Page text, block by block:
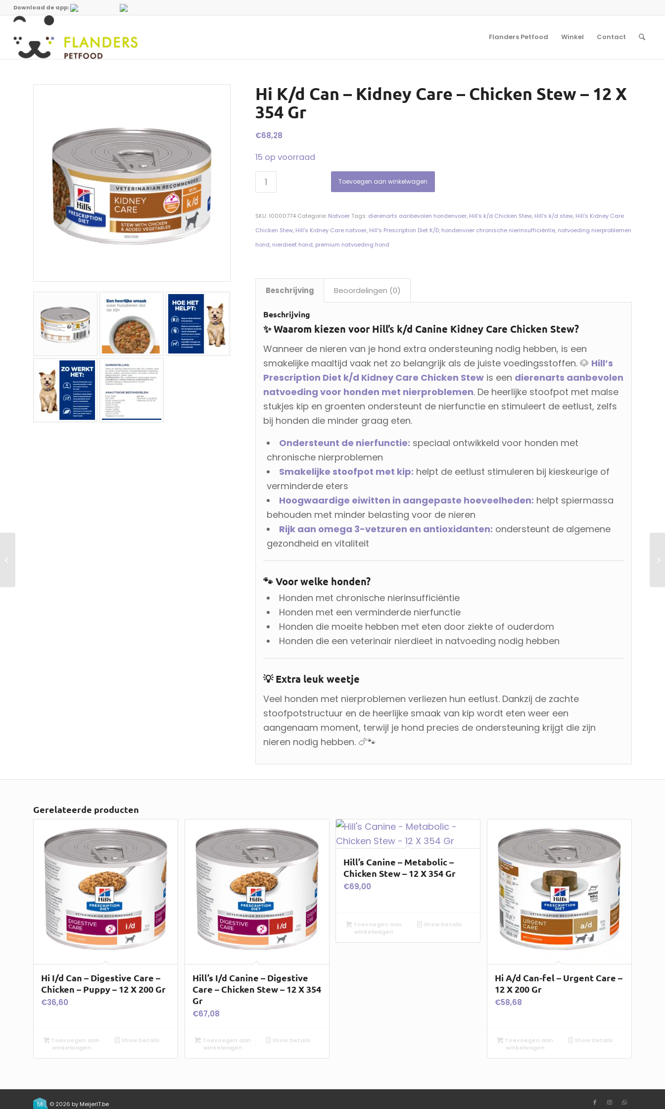
Download de app:
Flanders Petfood Winkel Contact
Hi K/d Can – Kidney Care – Chicken Stew – 12 X
354 Gr
€68,28
15 op voorraad
Toevoegen aan winkelwagen
SKU: 10000774 Categorie: Natvoer Tags: dierenarts aanbevolen hondenvoer, Hill's k/d Chicken Stew, Hill's k/d stew, Hill's Kidney Care
Chicken Stew, Hill's Kidney Care natvoer, Hill's Prescription Diet K/D, hondenvoer chronische nierinsufficiëntie, natvoeding nierproblemen
hond, nierdieet hond, premium natvoeding hond
Beschrijving Beoordelingen (0)
Beschrijving
✨ Waarom kiezen voor Hill’s k/d Canine Kidney Care Chicken Stew?
Wanneer de nieren van je hond extra ondersteuning nodig hebben, is een
smakelijke maaltijd vaak net zo belangrijk als de juiste voedingsstoffen. 🐶 Hill’s
Prescription Diet k/d Kidney Care Chicken Stew is een dierenarts aanbevolen
natvoeding voor honden met nierproblemen. De heerlijke stoofpot met malse
stukjes kip en groenten ondersteunt de nierfunctie en stimuleert de eetlust, zelfs
bij honden die minder graag eten.
Ondersteunt de nierfunctie: speciaal ontwikkeld voor honden met
chronische nierproblemen
Smakelijke stoofpot met kip: helpt de eetlust stimuleren bij kieskeurige of
verminderde eters
Hoogwaardige eiwitten in aangepaste hoeveelheden: helpt spiermassa
behouden met minder belasting voor de nieren
Rijk aan omega 3-vetzuren en antioxidanten: ondersteunt de algemene
gezondheid en vitaliteit
🐾 Voor welke honden?
Honden met chronische nierinsufficiëntie
Honden met een verminderde nierfunctie
Honden die moeite hebben met eten door ziekte of ouderdom
Honden die een veterinair nierdieet in natvoeding nodig hebben
💡 Extra leuk weetje
Veel honden met nierproblemen verliezen hun eetlust. Dankzij de zachte
stoofpotstructuur en de heerlijke smaak van kip wordt eten weer een
aangenaam moment, terwijl je hond precies de ondersteuning krijgt die zijn
nieren nodig hebben. 🍗🐾
Gerelateerde producten
Hi I/d Can – Digestive Care –
Chicken – Puppy – 12 X 200 Gr
€36,60
Toevoegen aan
winkelwagen
Show Details
Hill’s I/d Canine – Digestive
Care – Chicken Stew – 12 X 354
Gr
€67,08
Toevoegen aan
winkelwagen
Show Details
Hill’s Canine – Metabolic –
Chicken Stew – 12 X 354 Gr
€69,00
Toevoegen aan
winkelwagen
Show Details
Hi A/d Can-fel – Urgent Care –
12 X 200 Gr
€58,68
Toevoegen aan
winkelwagen
Show Details
© 2026 by MeijerIT.be